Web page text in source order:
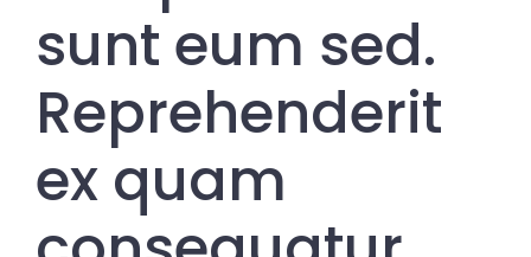
sunt eum sed.
Reprehenderit
ex quam